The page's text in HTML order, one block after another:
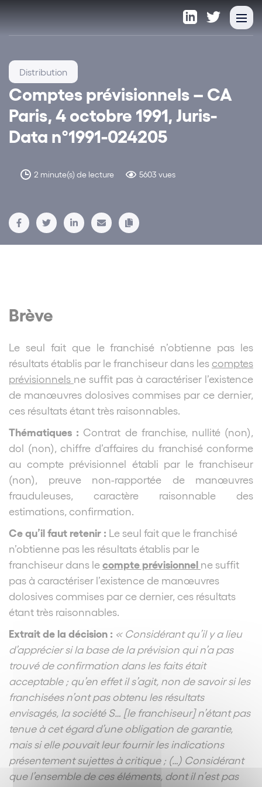
Comptes prévisionnels – CA
Paris, 4 octobre 1991, Juris-
Data n°1991-024205
2 minute(s) de lecture 5603 vues
Distribution
Brève
Le seul fait que le franchisé n’obtienne pas les
résultats établis par le franchiseur dans lescomptes
prévisionnels ne suffit pas à caractériser l’existence
de manœuvres dolosives commises par ce dernier,
ces résultats étant très raisonnables.
Thématiques : Contrat de franchise, nullité (non),
dol (non), chiffre d’affaires du franchisé conforme
au compte prévisionnel établi par le franchiseur
(non), preuve non-rapportée de manœuvres
frauduleuses, caractère raisonnable des
estimations, confirmation.
Ce qu’il faut retenir : Le seul fait que le franchisé
n’obtienne pas les résultats établis par le
franchiseur dans lecompte prévisionnel ne suffit
pas à caractériser l’existence de manœuvres
dolosives commises par ce dernier, ces résultats
étant très raisonnables.
Extrait de la décision : « Considérant qu’il y a lieu
d’apprécier si la base de la prévision qui n’a pas
trouvé de confirmation dans les faits était
acceptable ; qu’en effet il s’agit, non de savoir si les
franchisées n’ont pas obtenu les résultats
envisagés, la société S… [le franchiseur] n’étant pas
tenue à cet égard d’une obligation de garantie,
mais si elle pouvait leur fournir les indications
présentement sujettes à critique ; (…) Considérant
que l’ensemble de ces éléments, dont il n’est pas